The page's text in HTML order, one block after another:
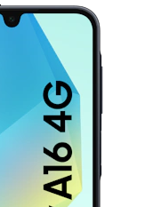
camera’s
Galaxy A16 is uitgerust
maak je altijd
op,
macrocamera maak je
selfies? Ook dan is dit
sta je er altijd goed op.
plezier